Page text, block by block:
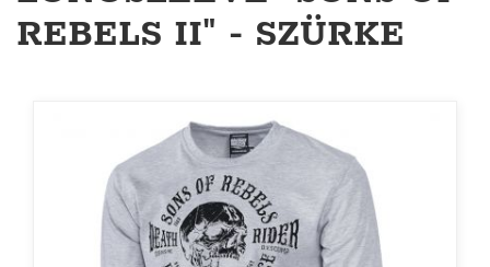
REBELS II" - SZÜRKE